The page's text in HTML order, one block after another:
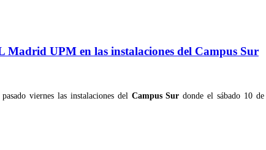
Madrid UPM en las instalaciones del Campus Sur
viernes las instalaciones del Campus Sur donde el sábado 10